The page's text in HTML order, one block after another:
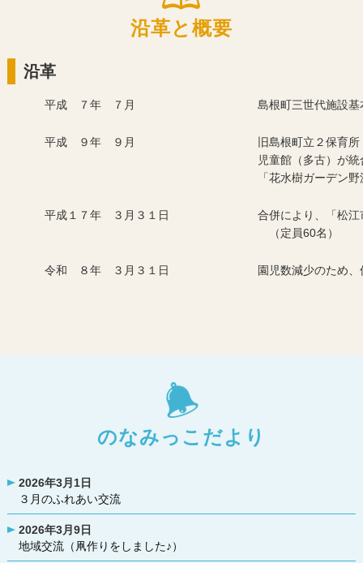
沿革と概要
沿革
平成 ７年 ７月 島根町三世代施設
平成 ９年 ９月
旧島根町立２保育
児童館（多古）が
「花水樹ガーデン
平成１７年 ３月３１日
合併により、「松
（定員60名）
令和 ８年 ３月３１日 園児数減少のため、
のなみっこだより
2026年3月1日
３月のふれあい交流
2026年3月9日
地域交流（凧作りをしました♪）